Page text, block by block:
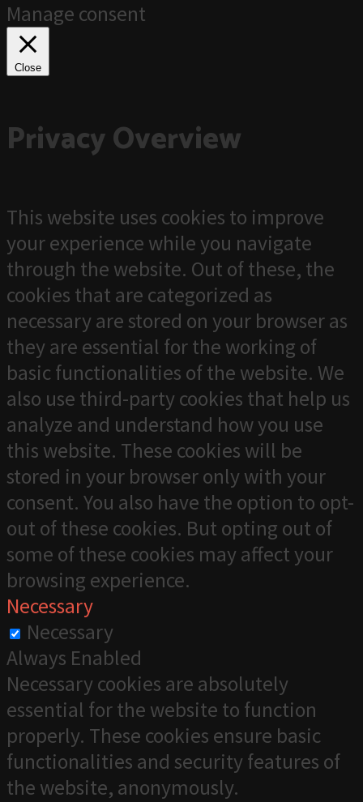
Manage consent
Close
Privacy Overview
This website uses cookies to improve
your experience while you navigate
through the website. Out of these, the
cookies that are categorized as
necessary are stored on your browser as
they are essential for the working of
basic functionalities of the website. We
also use third-party cookies that help us
analyze and understand how you use
this website. These cookies will be
stored in your browser only with your
consent. You also have the option to opt-
out of these cookies. But opting out of
some of these cookies may affect your
browsing experience.
Necessary
Necessary
Always Enabled
Necessary cookies are absolutely
essential for the website to function
properly. These cookies ensure basic
functionalities and security features of
the website, anonymously.